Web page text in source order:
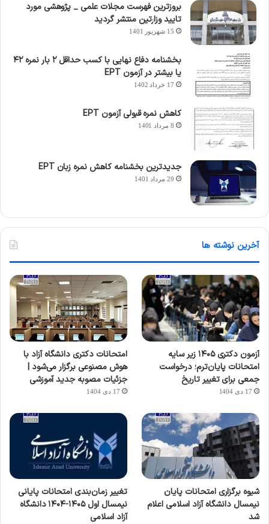
بروزترین فهرست مجلات علمی _ پژوهشی مورد
تایید وزارتین منتشر گردید
15 شهریور 1401
بخشنامه دفاع نهایی با کسب حداقل ۲ بار نمره ۴۲
یا بیشتر در آزمون EPT
17 خرداد 1402
کاهش نمره قبولی آزمون EPT
8 مرداد 1401
جدیدترین بخشنامه کاهش نمره زبان EPT
29 مرداد 1401
آخرین نوشته ها
آزمون دکتری ۱۴۰۵ زیر سایه
امتحانات پایان‌ترم؛ درخواست
جمعی برای تغییر تاریخ
17 دی 1404
امتحانات دکتری دانشگاه آزاد با
هوش مصنوعی برگزار می‌شود |
جزئیات مصوبه جدید آموزشی
17 دی 1404
شیوه برگزاری امتحانات پایان
نیمسال دانشگاه آزاد اسلامی اعلام
شد
تغییر زمان‌بندی امتحانات پایانی
نیمسال اول ۱۴۰۵-۱۴۰۴ دانشگاه
آزاد اسلامی